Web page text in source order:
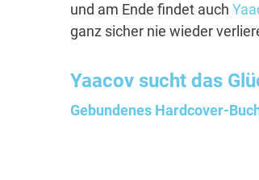
und am Ende findet auch
ganz sicher nie wieder
Yaacov sucht das
Gebundenes Hardcover-